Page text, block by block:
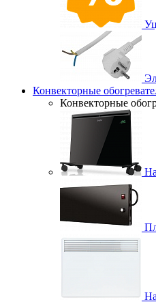
Конвекторные
Конвекторные